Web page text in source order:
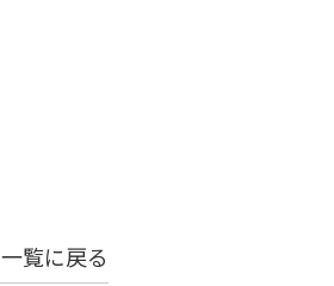
一覧に戻る